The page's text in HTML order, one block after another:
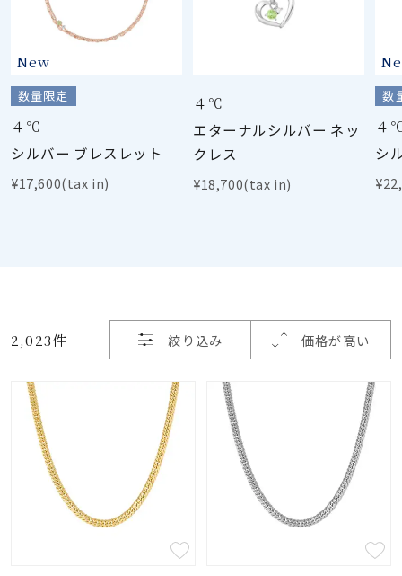
石の色
ト
着用シーン
リングサイズ
価格
すべて表示
New
数量限定
４℃
シルバー ブレスレット
¥17,600(tax in)
４℃
エターナルシルバー ネッ
クレス
¥18,700(tax in)
数
４
シ
2,023件 絞り込み 価格が高い